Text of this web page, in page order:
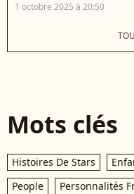
1 octobre 2025 à 20:50
Mots clés
Histoires De Stars
People
Personnalités